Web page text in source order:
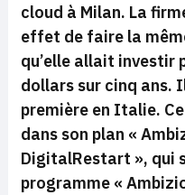
cloud à Milan. La
effet de faire la
qu’elle allait investir
dollars sur cinq ans.
première en Italie.
dans son plan «
DigitalRestart », qui
programme «